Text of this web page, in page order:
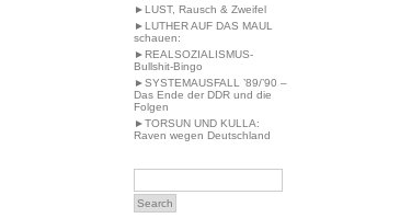
►LUST, Rausch & Zweifel
►LUTHER AUF DAS MAUL
schauen:
►REALSOZIALISMUS-
Bullshit-Bingo
►SYSTEMAUSFALL ’89/’90 –
Das Ende der DDR und die
Folgen
►TORSUN UND KULLA:
Raven wegen Deutschland